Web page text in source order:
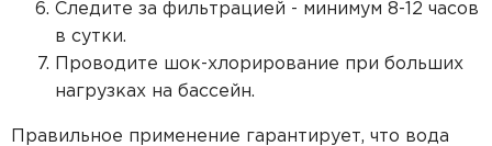
Следите за фильтрацией - минимум 8-12 часов
в сутки.
Проводите шок-хлорирование при больших
нагрузках на бассейн.
Правильное применение гарантирует, что вода